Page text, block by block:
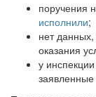
поручения
исполнили;
нет
оказания
у